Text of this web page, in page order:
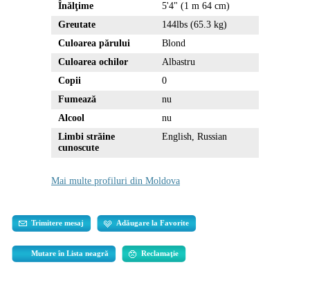
Înălţime
5'4" (1 m 64 cm)
Greutate
144lbs (65.3 kg)
Culoarea părului
Blond
Culoarea ochilor
Albastru
Copii
0
Fumează
nu
Alcool
nu
Limbi străine
cunoscute
English, Russian
Mai multe profiluri din Moldova
Trimitere mesaj Adăugare la Favorite
Mutare în Lista neagră Reclamaţie